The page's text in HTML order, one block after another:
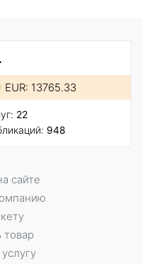
EUR: 13765.33
22
948
сайте
товар